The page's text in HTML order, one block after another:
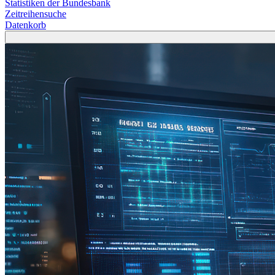
Statistiken der Bundesbank
Zeitreihensuche
Datenkorb